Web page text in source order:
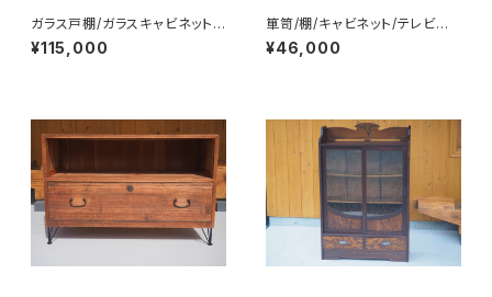
ガラス戸棚/ガラスキャビネット/
食器棚/飾り棚/No.0222
¥115,000
箪笥/棚/キャビネット/テレビ台/
チェスト/サイドボード/No.023
2-2
¥46,000